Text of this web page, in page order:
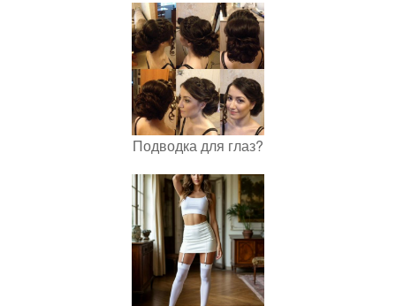
Подводка для глаз?